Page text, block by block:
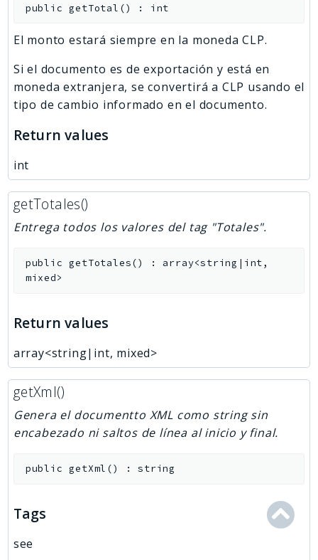
public getTotal () : int
El monto estará siempre en la moneda CLP.
Si el documento es de exportación y está en
moneda extranjera, se convertirá a CLP usando el
tipo de cambio informado en el documento.
Return values
int
getTotales()
Entrega todos los valores del tag "Totales".
public getTotales() : array<string|int,
mixed>
Return values
array<string|int, mixed>
getXml()
Genera el documentto XML como string sin
encabezado ni saltos de línea al inicio y final.
public getXml () :string
Tags
see